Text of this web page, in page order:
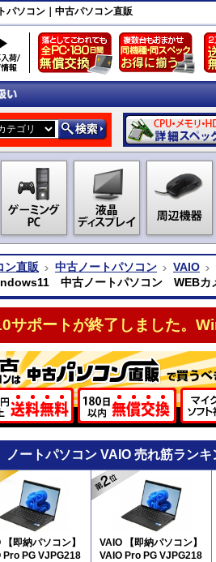
ソコン｜中古パソコン直販
ン直販 中古ノートパソコン VAIO
中古ノートパソコン WEBカ
サポートが終了しました。
ノートパソコン VAIO 売れ筋ランキ
【即納パソコン】
Pro PG VJPG218
VAIO 【即納パソコン】
VAIO Pro PG VJPG218